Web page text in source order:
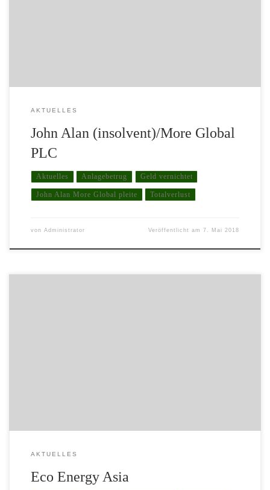
AKTUELLES
John Alan (insolvent)/More Global
PLC
Aktuelles Anlagebetrug Geld vernichtet
John Alan More Global pleite Totalverlust
von Administrator Veröffentlicht am7. Mai 2018
AKTUELLES
Eco Energy Asia